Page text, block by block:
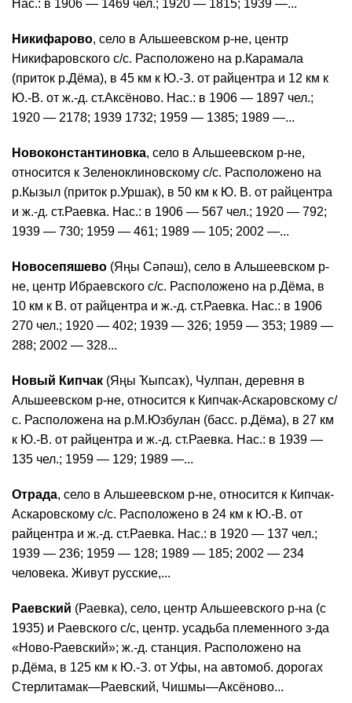
Нас.: в 1906 — 1469 чел.; 1920 — 1815; 1939 —...
Никифарово, село в Альшеевском р-не, центр
Никифаровского с/с. Расположено на р.Карамала
(приток р.Дёма), в 45 км к Ю.-З. от райцентра и 12 км к
Ю.-В. от ж.-д. ст.Аксёново. Нас.: в 1906 — 1897 чел.;
1920 — 2178; 1939 1732; 1959 — 1385; 1989 —...
Новоконстантиновка, село в Альшеевском р-не,
относится к Зеленоклиновскому с/с. Расположено на
р.Кызыл (приток р.Уршак), в 50 км к Ю. В. от райцентра
и ж.-д. ст.Раевка. Нас.: в 1906 — 567 чел.; 1920 — 792;
1939 — 730; 1959 — 461; 1989 — 105; 2002 —...
Новосепяшево (Яңы Сәпәш), село в Альшеевском р-
не, центр Ибраевского с/с. Расположено на р.Дёма, в
10 км к В. от райцентра и ж.-д. ст.Раевка. Нас.: в 1906
270 чел.; 1920 — 402; 1939 — 326; 1959 — 353; 1989 —
288; 2002 — 328...
Новый Кипчак (Яңы Ҡыпсаҡ), Чулпан, деревня в
Альшеевском р-не, относится к Кипчак-Аскаровскому с/
с. Расположена на р.М.Юзбулан (басс. р.Дёма), в 27 км
к Ю.-В. от райцентра и ж.-д. ст.Раевка. Нас.: в 1939 —
135 чел.; 1959 — 129; 1989 —...
Отрада, село в Альшеевском р-не, относится к Кипчак-
Аскаровскому с/с. Расположено в 24 км к Ю.-В. от
райцентра и ж.-д. ст.Раевка. Нас.: в 1920 — 137 чел.;
1939 — 236; 1959 — 128; 1989 — 185; 2002 — 234
человека. Живут русские,...
Раевский (Раевка), село, центр Альшеевского р-на (с
1935) и Раевского с/с, центр. усадьба племенного з-да
«Ново-Раевский»; ж.-д. станция. Расположено на
р.Дёма, в 125 км к Ю.-З. от Уфы, на автомоб. дорогах
Стерлитамак—Раевский, Чишмы—Аксёново...